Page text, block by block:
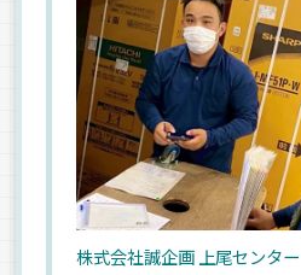
株式会社誠企画 上尾センター